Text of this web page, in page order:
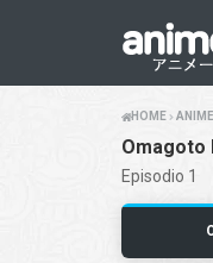
HOME ANIME
Omagoto
Episodio 1